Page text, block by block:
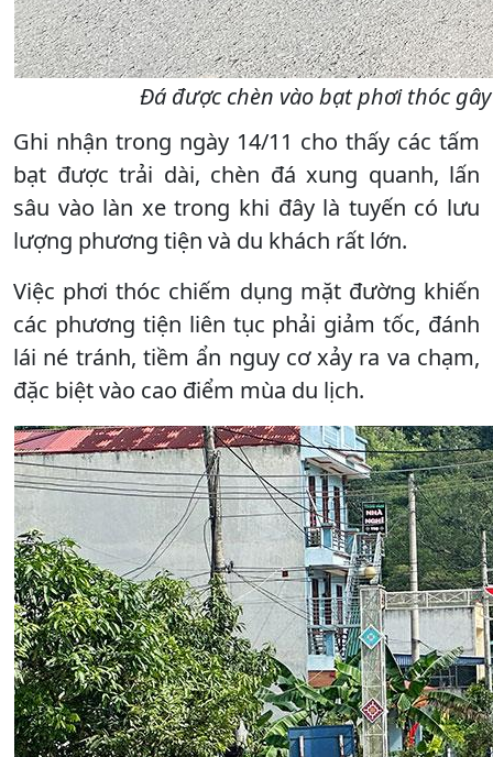
Đá được chèn vào bạt phơi thóc
Ghi nhận trong ngày 14/11 cho thấy các tấm
bạt được trải dài, chèn đá xung quanh, lấn
sâu vào làn xe trong khi đây là tuyến có lưu
lượng phương tiện và du khách rất lớn.
Việc phơi thóc chiếm dụng mặt đường khiến
các phương tiện liên tục phải giảm tốc, đánh
lái né tránh, tiềm ẩn nguy cơ xảy ra va chạm,
đặc biệt vào cao điểm mùa du lịch.